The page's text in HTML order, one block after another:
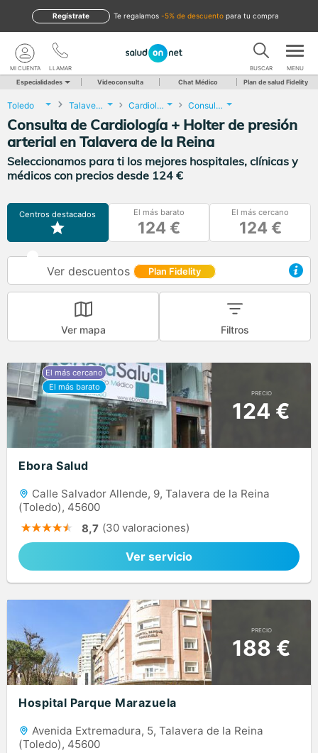
te regalamos -5% de descuento para tu compra
Regístrate
LLAMAR
MI CUENTA BUSCAR MENU
Especialidades Videoconsulta Chat Médico Plan de salud Fidelity
Toledo Talavera de la Reina Cardiología Consulta de Cardiología + Holter de presión arterial
Consulta de Cardiología + Holter de presión
arterial en Talavera de la Reina
Seleccionamos para ti los mejores hospitales, clínicas y
médicos con precios desde 124 €
Centros destacados El más barato
124 €
El más cercano
124 €
Ver descuentos Plan Fidelity
Ver mapa Filtros
PRECIO
124 €
Ebora Salud
Calle Salvador Allende, 9, Talavera de la Reina
(Toledo), 45600
8,7 (30 valoraciones)
Ver servicio
PRECIO
188 €
Hospital Parque Marazuela
Avenida Extremadura, 5, Talavera de la Reina
(Toledo), 45600